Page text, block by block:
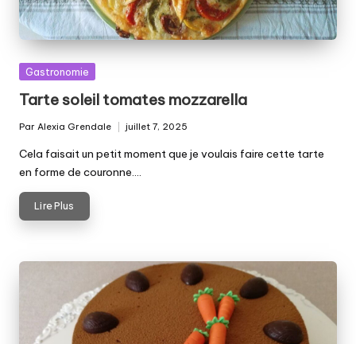
Posted
Gastronomie
Tarte soleil tomates mozzarella
by
Par Alexia Grendale juillet 7, 2025
Cela faisait un petit moment que je voulais faire cette tarte
en forme de couronne.…
Lire Plus